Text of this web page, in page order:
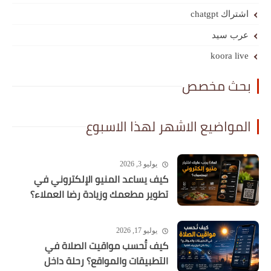
اشتراك chatgpt
عرب سيد
koora live
بحث مخصص
المواضيع الاشهر لهذا الاسبوع
يوليو 3, 2026
كيف يساعد المنيو الإلكتروني في
تطوير مطعمك وزيادة رضا العملاء؟
يوليو 17, 2026
كيف تُحسب مواقيت الصلاة في
التطبيقات والمواقع؟ رحلة داخل